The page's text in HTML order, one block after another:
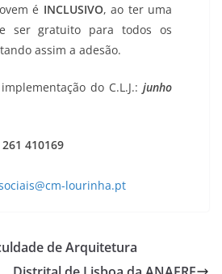
é INCLUSIVO, ao ter uma
ser gratuito para todos os
assim a adesão.
do C.L.J.: junho
410169
lourinha.pt
de Arquitetura